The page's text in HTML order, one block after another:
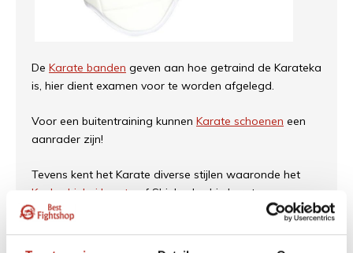
De Karate banden geven aan hoe getraind de Karateka
is, hier dient examen voor te worden afgelegd.
Voor een buitentraining kunnen Karate schoenen een
aanrader zijn!
Tevens kent het Karate diverse stijlen waaronde het
Kyokushinkai karate
of Shinkyokushin karate.